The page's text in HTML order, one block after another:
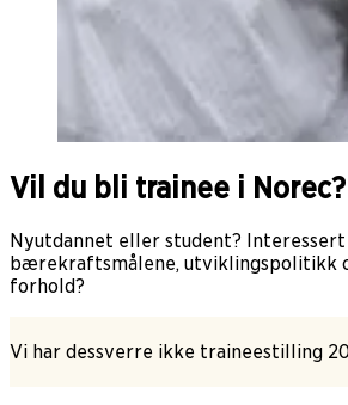
Vil du bli trainee i Norec?
Nyutdannet eller student?
bærekraftsmålene, utviklingspolitikk
forhold?
Vi har dessverre ikke traineestilling